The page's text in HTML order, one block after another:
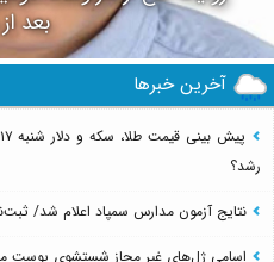
بعد
آخرین خبرها
رشد؟
نتایج آزمون مدارس سمپاد اعلام شد/ ثبت‌نام
اسامی ژل‌های غیر مجاز شستشوی پوست